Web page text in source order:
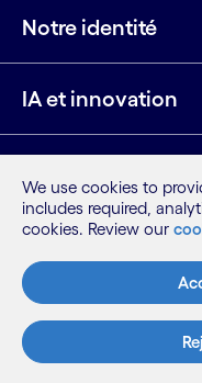
Notre identité
IA et innovation
LinkedIn
Twitter
Plan du site
Avis de confidentialité
Politique relative aux
We use cookies to
includes required,
cookies. Review our